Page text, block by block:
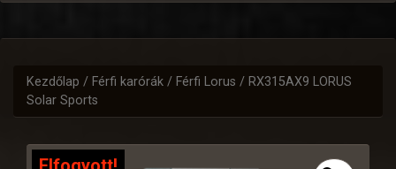
Kezdőlap / Férfi karórák / Férfi Lorus / RX315AX9 LORUS
Solar Sports